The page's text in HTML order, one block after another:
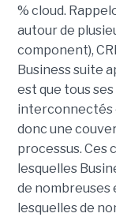
% cloud.
autour de
component),
Business suite
est que tous
interconnectés
donc une
processus. Ces
lesquelles
de
lesquelles de